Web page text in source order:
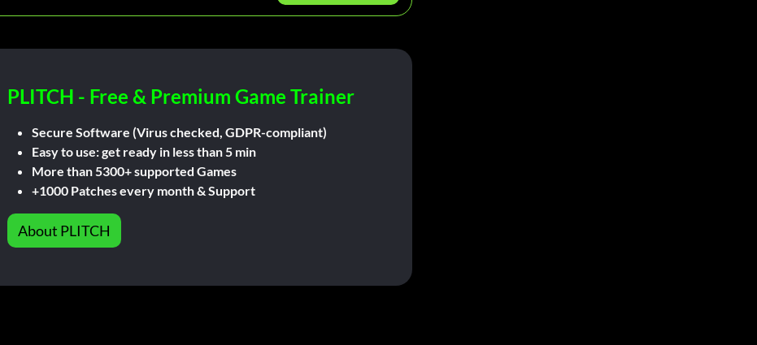
PLITCH - Free & Premium Game Trainer
Secure Software (Virus checked, GDPR-compliant)
Easy to use: get ready in less than 5 min
More than 5300+ supported Games
+1000 Patches every month & Support
About PLITCH